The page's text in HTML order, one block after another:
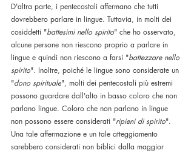
D'altra parte, i pentecostali affermano che tutti
dovrebbero parlare in lingue. Tuttavia, in molti dei
cosiddetti "battesimi nello spirito" che ho osservato,
alcune persone non riescono proprio a parlare in
lingue e quindi non riescono a farsi "battezzare nello
spirito". Inoltre, poiché le lingue sono considerate un
"dono spirituale", molti dei pentecostali più estremi
possono guardare dall'alto in basso coloro che non
parlano lingue. Coloro che non parlano in lingue
non possono essere considerati "ripieni di spirito".
Una tale affermazione e un tale atteggiamento
sarebbero considerati non biblici dalla maggior